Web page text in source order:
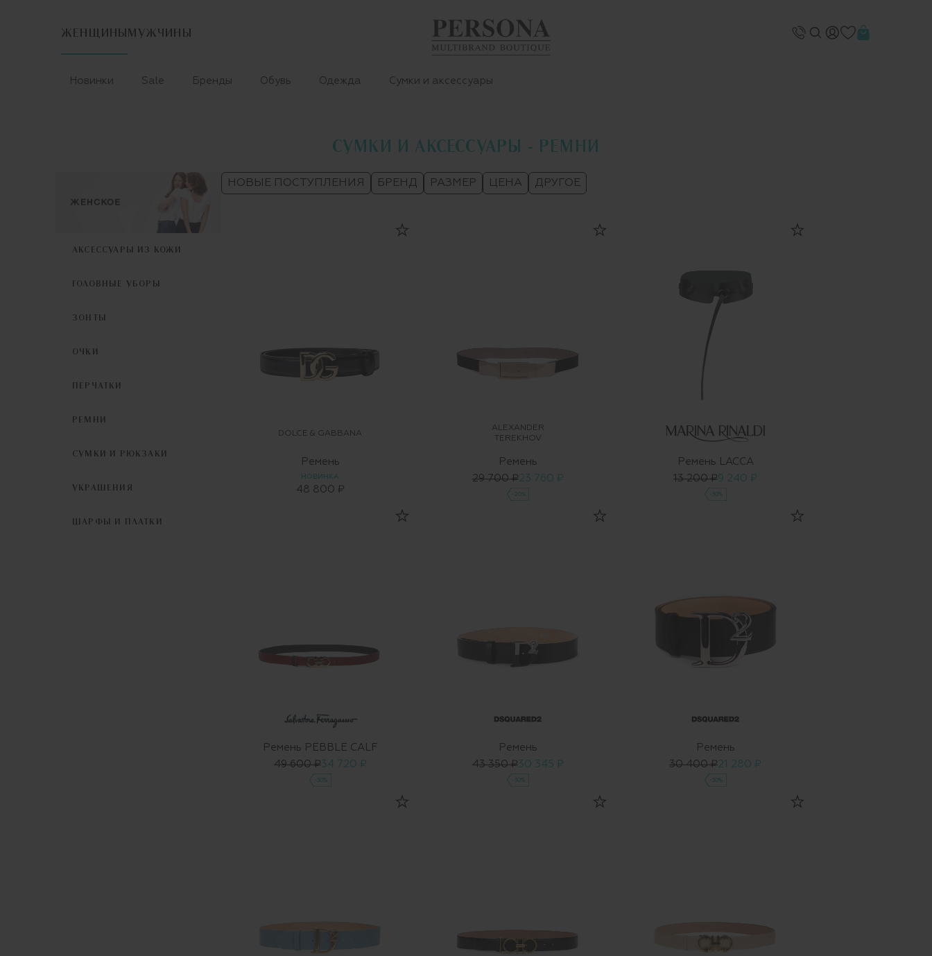
ЖЕНЩИНЫ МУЖЧИНЫ
Новинки Sale Бренды Обувь Одежда Сумки и аксессуары
СУМКИ И АКСЕССУАРЫ - РЕМНИ
АКСЕССУАРЫ ИЗ КОЖИ
ГОЛОВНЫЕ УБОРЫ
ЗОНТЫ
ОЧКИ
ПЕРЧАТКИ
РЕМНИ
СУМКИ И РЮКЗАКИ
УКРАШЕНИЯ
ШАРФЫ И ПЛАТКИ
НОВЫЕ ПОСТУПЛЕНИЯ БРЕНД РАЗМЕР ЦЕНА ДРУГОЕ
DOLCE & GABBANA
Ремень
НОВИНКА
48 800 ₽
ALEXANDER
TEREKHOV
Ремень
29 700 ₽23 760 ₽
-20%
Ремень LACCA
13 200 ₽9 240 ₽
-30%
Ремень PEBBLE CALF
49 600 ₽34 720 ₽
-30%
Ремень
43 350 ₽ 30 345 ₽
-30%
Ремень
30 400 ₽21 280 ₽
-30%